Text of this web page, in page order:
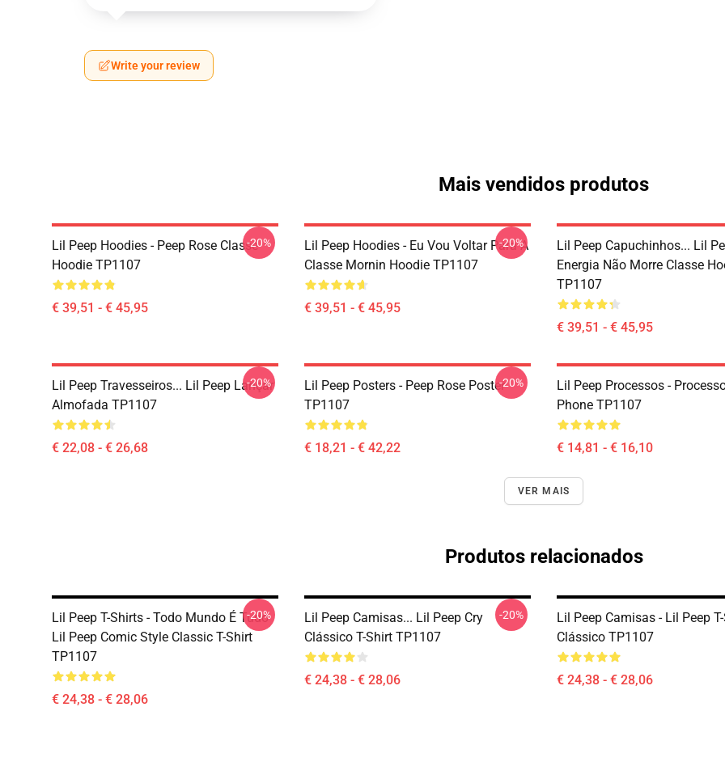
Write your review
Mais vendidos produtos
Lil Peep Hoodies - Peep Rose Classe
Hoodie TP1107
€ 39,51 - € 45,95
-20%
Lil Peep Hoodies - Eu Vou Voltar Para A
Classe Mornin Hoodie TP1107
€ 39,51 - € 45,95
-20%
Lil Peep Capuchinhos... Lil
Energia Não Morre Classe
TP1107
€ 39,51 - € 45,95
Lil Peep Travesseiros... Lil Peep Lançar
Almofada TP1107
€ 22,08 - € 26,68
-20%
Lil Peep Posters - Peep Rose Poster
TP1107
€ 18,21 - € 42,22
-20%
Lil Peep Processos -
Phone TP1107
€ 14,81 - € 16,10
VER MAIS
Produtos relacionados
Lil Peep T-Shirts - Todo Mundo É Tudo
Lil Peep Comic Style Classic T-Shirt
TP1107
€ 24,38 - € 28,06
-20%
Lil Peep Camisas... Lil Peep Cry
Clássico T-Shirt TP1107
€ 24,38 - € 28,06
-20%
Lil Peep Camisas - Lil Peep
Clássico TP1107
€ 24,38 - € 28,06